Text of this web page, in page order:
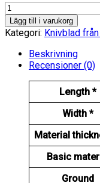
INDUSTRIAL
BLADE
NO.
37030
100-
pack
Lägg till i varukorg
Kategori: Knivblad
Beskrivning
Recensioner (0)
Length *
Width *
Material
Basic
Ground